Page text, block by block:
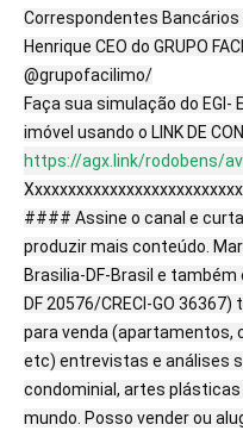
Correspondentes Bancários
Henrique CEO do GRUPO
@grupofacilimo/
Faça sua simulação do
imóvel usando o LINK DE
https://agx.link/rodobens/
#### Assine o canal e
produzir mais conteúdo.
Brasilia-DF-Brasil e também
DF 20576/CRECI-GO
para venda (apartamentos,
etc) entrevistas e análises
condominial, artes
mundo. Posso vender ou